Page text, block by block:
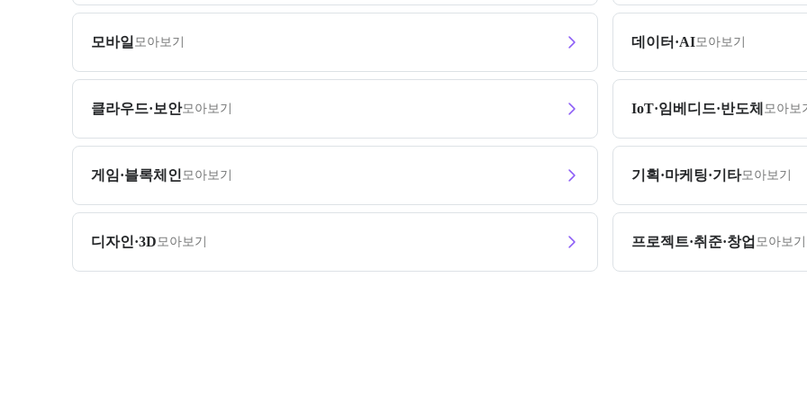
모바일 모아보기 데이터·AI모아보기
클라우드·보안모아보기 IoT·임베디드·반도체 모아보
게임·블록체인 모아보기 기획·마케팅·기타모아보기
디자인·3D모아보기 프로젝트·취준·창업 모아보기